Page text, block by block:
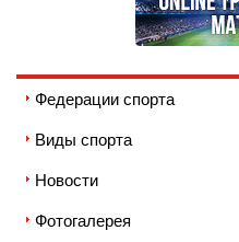
Федерации спорта
Виды спорта
Новости
Фотогалерея